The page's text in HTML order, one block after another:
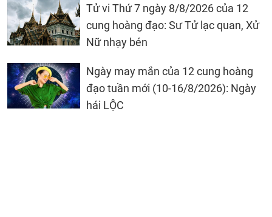
Tử vi Thứ 7 ngày 8/8/2026 của 12
cung hoàng đạo: Sư Tử lạc quan, Xử
Nữ nhạy bén
Ngày may mắn của 12 cung hoàng
đạo tuần mới (10-16/8/2026): Ngày
hái LỘC